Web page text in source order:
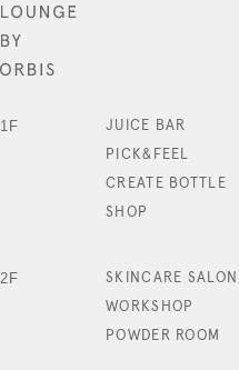
1F
JUICE BAR
PICK&FEEL
CREATE BOTTLE
SHOP
2F
SKINCARE SALON
WORKSHOP
POWDER ROOM